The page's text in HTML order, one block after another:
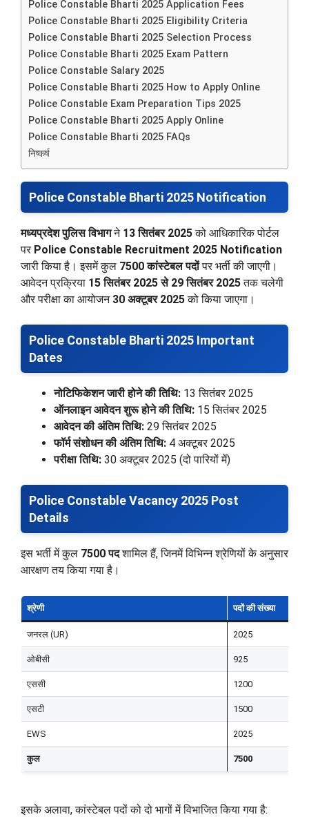
Police Constable Bharti 2025 Application Fees
Police Constable Bharti 2025 Eligibility Criteria
Police Constable Bharti 2025 Selection Process
Police Constable Bharti 2025 Exam Pattern
Police Constable Salary 2025
Police Constable Bharti 2025 How to Apply Online
Police Constable Exam Preparation Tips 2025
Police Constable Bharti 2025 Apply Online
Police Constable Bharti 2025 FAQs
निष्कर्ष
Police Constable Bharti 2025 Notification
मध्यप्रदेश पुलिस विभागने 13 सितंबर 2025को आधिकारिक पोर्टल
पर Police Constable Recruitment 2025 Notification
जारी किया है। इसमें कुल 7500 कांस्टेबल पदोंपर भर्ती की जाएगी।
आवेदन प्रक्रिया 15 सितंबर 2025 से 29 सितंबर 2025तक चलेगी
और परीक्षा का आयोजन 30 अक्टूबर 2025को किया जाएगा।
Police Constable Bharti 2025 Important
Dates
नोटिफिकेशन जारी होने की तिथि: 13 सितंबर 2025
ऑनलाइन आवेदन शुरू होने की तिथि: 15 सितंबर 2025
आवेदन की अंतिम तिथि: 29 सितंबर 2025
फॉर्म संशोधन की अंतिम तिथि: 4 अक्टूबर 2025
परीक्षा तिथि: 30 अक्टूबर 2025 (दो पारियों में)
Police Constable Vacancy 2025 Post
Details
इस भर्ती में कुल 7500 पदशामिल हैं, जिनमें विभिन्न श्रेणियों के अनुसार
आरक्षण तय किया गया है।
श्रेणी पदों की संख्या
जनरल (UR) 2025
ओबीसी 925
एससी 1200
एसटी 1500
EWS 2025
कुल 7500
इसके अलावा, कांस्टेबल पदों को दो भागों में विभाजित किया गया है: